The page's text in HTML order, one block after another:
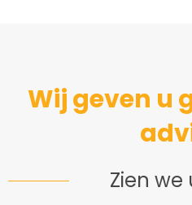
Wij geven u
Zien we